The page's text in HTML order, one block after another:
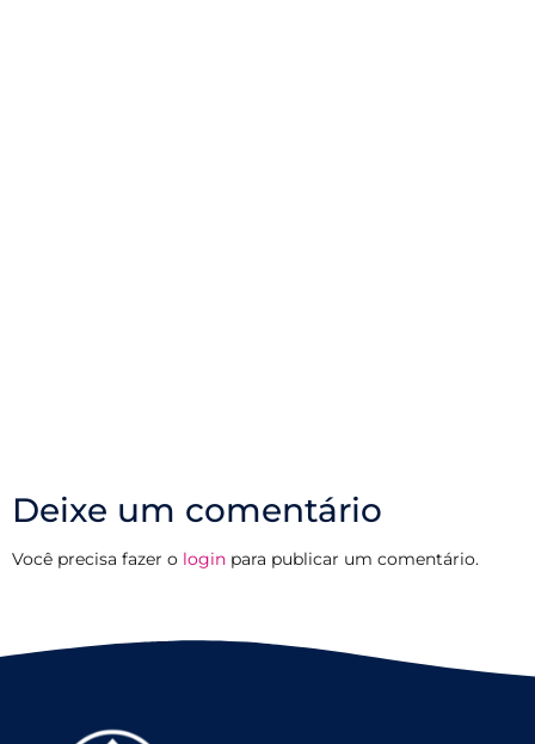
Deixe um comentário
Você precisa fazer o login para publicar um comentário.